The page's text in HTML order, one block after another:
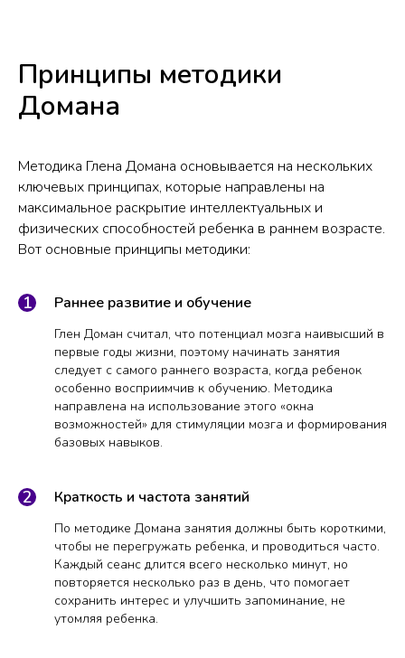
Принципы методики
Домана
Методика Глена Домана основывается на нескольких
ключевых принципах, которые направлены на
максимальное раскрытие интеллектуальных и
физических способностей ребенка в раннем возрасте.
Вот основные принципы методики:
Раннее развитие и обучение
Глен Доман считал, что потенциал мозга наивысший в
первые годы жизни, поэтому начинать занятия
следует с самого раннего возраста, когда ребенок
особенно восприимчив к обучению. Методика
направлена на использование этого «окна
возможностей» для стимуляции мозга и формирования
базовых навыков.
Краткость и частота занятий
По методике Домана занятия должны быть короткими,
чтобы не перегружать ребенка, и проводиться часто.
Каждый сеанс длится всего несколько минут, но
повторяется несколько раз в день, что помогает
сохранить интерес и улучшить запоминание, не
утомляя ребенка.